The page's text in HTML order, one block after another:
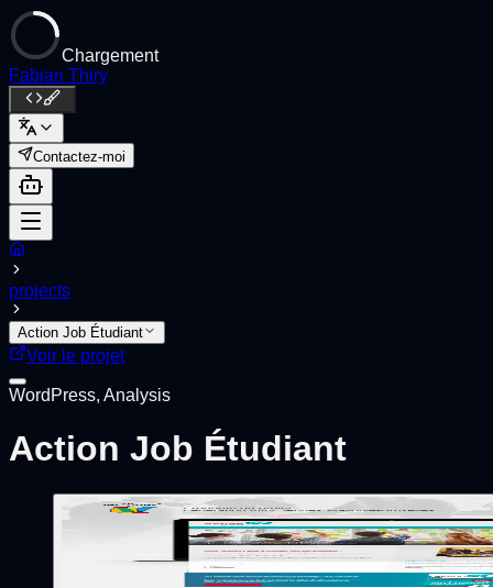
Chargement
Fabian Thiry
Contactez-moi
projects
Action Job Étudiant
Voir le projet
WordPress, Analysis
Action Job Étudiant